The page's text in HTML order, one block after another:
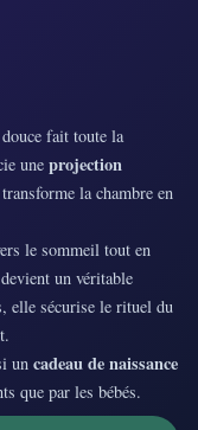
fait toute la
une projection
la chambre en
le sommeil tout en
un véritable
elle sécurise le rituel du
un cadeau de naissance
que par les bébés.